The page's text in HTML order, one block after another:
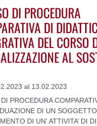
DI PROCEDURA
DI
DEL CORSO
AL
al 13.02.2023
PROCEDURA
DI UN
DI UN' ATTIVITA’ DI